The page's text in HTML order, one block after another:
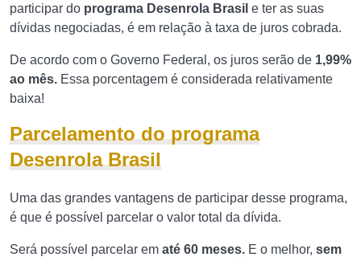
participar do programa Desenrola Brasil e ter as suas
dívidas negociadas, é em relação à taxa de juros cobrada.
De acordo com o Governo Federal, os juros serão de 1,99%
ao mês. Essa porcentagem é considerada relativamente
baixa!
Parcelamento do programa
Desenrola Brasil
Uma das grandes vantagens de participar desse programa,
é que é possível parcelar o valor total da dívida.
Será possível parcelar em até 60 meses. E o melhor, sem